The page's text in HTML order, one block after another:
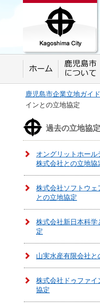
鹿児島市企業立地ガイ
プします。
鹿児島市企業立地ガイ
インとの立地協定
過去の立地協定
オングリットホール
株式会社との立地協
株式会社ソフトウェ
との立地協定
株式会社新日本科学
定
山実水産有限会社と
株式会社ドゥファイ
協定